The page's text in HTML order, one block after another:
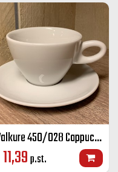
Walkure 450/028 Cappuccino groot K+S wit 28 cl
11,39p.st.